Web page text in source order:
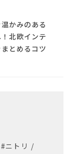
かみのある
北欧インテ
とめるコツ
#ニトリ /